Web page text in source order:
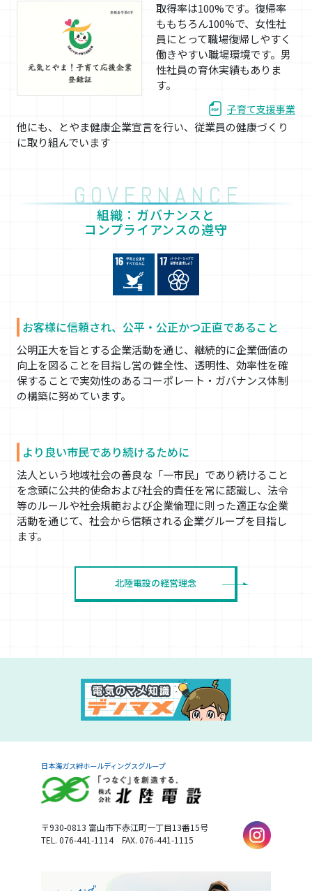
取得率は100%です。復帰率
ももちろん100%で、女性社
員にとって職場復帰しやすく
働きやすい職場環境です。男
性社員の育休実績もありま
す。
子育て支援事業
他にも、とやま健康企業宣言を行い、従業員の健康づくり
に取り組んでいます
GOVERNANCE
組織：ガバナンスと
コンプライアンスの遵守
お客様に信頼され、公平・公正かつ正直であること
公明正大を旨とする企業活動を通じ、継続的に企業価値の
向上を図ることを目指し営の健全性、透明性、効率性を確
保することで実効性のあるコーポレート・ガバナンス体制
の構築に努めています。
より良い市民であり続けるために
法人という地域社会の善良な「一市民」であり続けること
を念頭に公共的使命および社会的責任を常に認識し、法令
等のルールや社会規範および企業倫理に則った適正な企業
活動を通じて、社会から信頼される企業グループを目指し
ます。
北陸電設の経営理念
日本海ガス絆ホールディングスグループ
〒930-0813 富山市下赤江町一丁目13番15号
TEL. 076-441-1114 FAX. 076-441-1115